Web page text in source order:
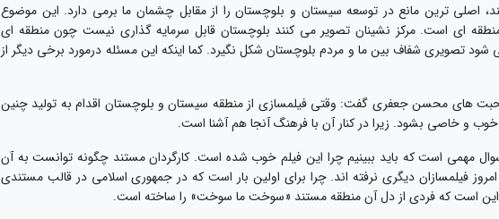
اصلی ترین مانع در توسعه سیستان و بلوچستان را از مقابل چشمان ما برمی دارد. این موضوع
ای است. مرکز نشینان تصویر می کنند بلوچستان قابل سرمایه گذاری نیست چون منطقه ای
تصویری شفاف بین ما و مردم بلوچستان شکل نگیرد. کما اینکه این مسئله درمورد برخی دیگر از
های محسن جعفری گفت: وقتی فیلمسازی از منطقه سیستان و بلوچستان اقدام به تولید چنین
خوب و خاصی بشود. زیرا در کنار آن با فرهنگ آنجا هم آشنا است.
مهمی است که باید ببینیم چرا این فیلم خوب شده است. کارگردان مستند چگونه توانست به آن
امروز فیلمسازان دیگری نرفته اند. چرا برای اولین بار است که در جمهوری اسلامی در قالب مستندی
این است که فردی از دل آن منطقه مستند «سوخت ما سوخت» را ساخته است.